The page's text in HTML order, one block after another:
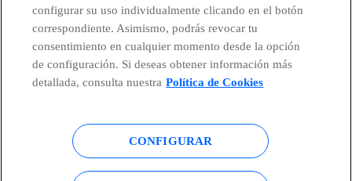
Centro Global Transparencia
Política de cookies Aviso legal
configurar su uso individualmente clicando en el botón
correspondiente. Asimismo, podrás revocar tu
consentimiento en cualquier momento desde la opción
de configuración. Si deseas obtener información más
detallada, consulta nuestra Política de Cookies
CONFIGURAR